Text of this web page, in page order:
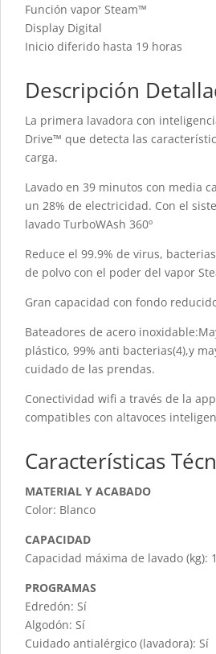
Función vapor Steam™
Display Digital
Inicio diferido hasta 19 horas
Descripción
La primera lavadora con
Drive™ que detecta las
carga.
Lavado en 39 minutos con media
un 28% de electricidad. Con el
lavado TurboWAsh 360º
Reduce el 99.9% de virus,
de polvo con el poder del vapor
Gran capacidad con fondo
Bateadores de acero
plástico, 99% anti bacterias(4),y
cuidado de las prendas.
Conectividad wifi a través de la
compatibles con altavoces
Características
MATERIAL Y ACABADO
Color: Blanco
CAPACIDAD
Capacidad máxima de lavado (kg):
PROGRAMAS
Edredón: Sí
Algodón: Sí
Cuidado antialérgico (lavadora): Sí